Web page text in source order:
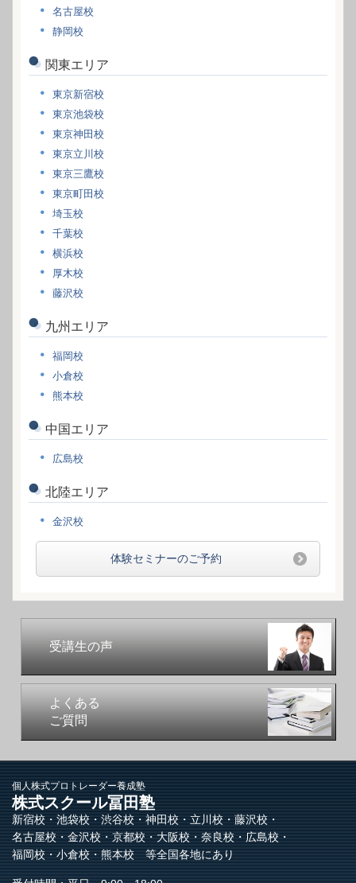
名古屋校
静岡校
関東エリア
東京新宿校
東京池袋校
東京神田校
東京立川校
東京三鷹校
東京町田校
埼玉校
千葉校
横浜校
厚木校
藤沢校
九州エリア
福岡校
小倉校
熊本校
中国エリア
広島校
北陸エリア
金沢校
体験セミナーのご予約
受講生の声
よくある
ご質問
個人株式プロトレーダー養成塾
株式スクール冨田塾
新宿校・池袋校・渋谷校・神田校・立川校・藤沢校・
名古屋校・金沢校・京都校・大阪校・奈良校・広島校・
福岡校・小倉校・熊本校 等全国各地にあり